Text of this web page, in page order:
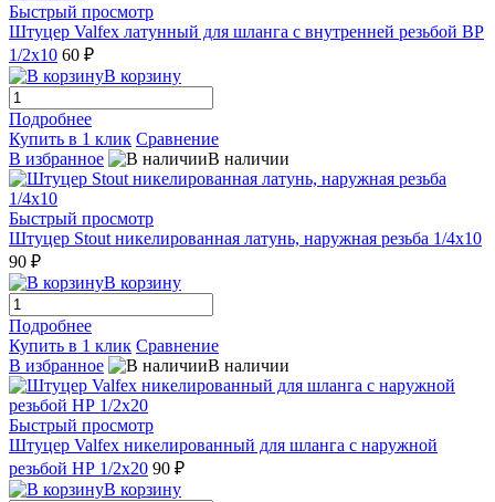
Быстрый просмотр
Штуцер Valfex латунный для шланга с внутренней резьбой ВР
1/2х10 60 ₽
В корзину
Подробнее
Купить в 1 клик Сравнение
В избранное
В наличии
Быстрый просмотр
Штуцер Stout никелированная латунь, наружная резьба 1/4x10
90 ₽
В корзину
Подробнее
Купить в 1 клик Сравнение
В избранное
В наличии
Быстрый просмотр
Штуцер Valfex никелированный для шланга с наружной
резьбой НР 1/2х20 90 ₽
В корзину